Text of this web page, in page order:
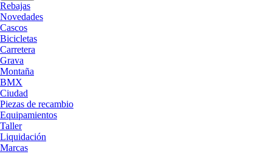
Rebajas
Novedades
Cascos
Bicicletas
Carretera
Grava
Montaña
BMX
Ciudad
Piezas de recambio
Equipamientos
Taller
Liquidación
Marcas